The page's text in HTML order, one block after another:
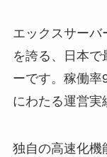
エックスサーバ
を誇る、日本
ーです。稼働率
にわたる運営実
独自の高速化機